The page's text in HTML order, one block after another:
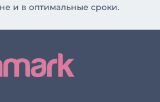
и в оптимальные сроки.